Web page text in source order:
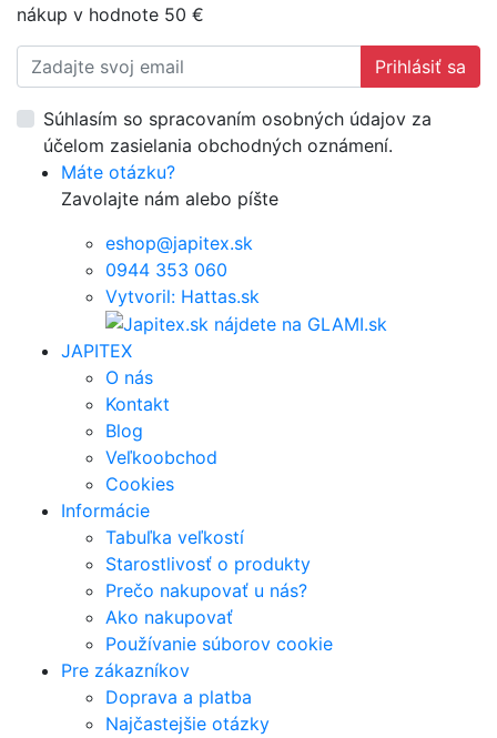
nákup v hodnote 50 €
Prihlásiť sa
Súhlasím so spracovaním osobných údajov za
účelom zasielania obchodných oznámení.
Máte otázku?
Zavolajte nám alebo píšte
eshop@japitex.sk
0944 353 060
Vytvoril: Hattas.sk
JAPITEX
O nás
Kontakt
Blog
Veľkoobchod
Cookies
Informácie
Tabuľka veľkostí
Starostlivosť o produkty
Prečo nakupovať u nás?
Ako nakupovať
Používanie súborov cookie
Pre zákazníkov
Doprava a platba
Najčastejšie otázky